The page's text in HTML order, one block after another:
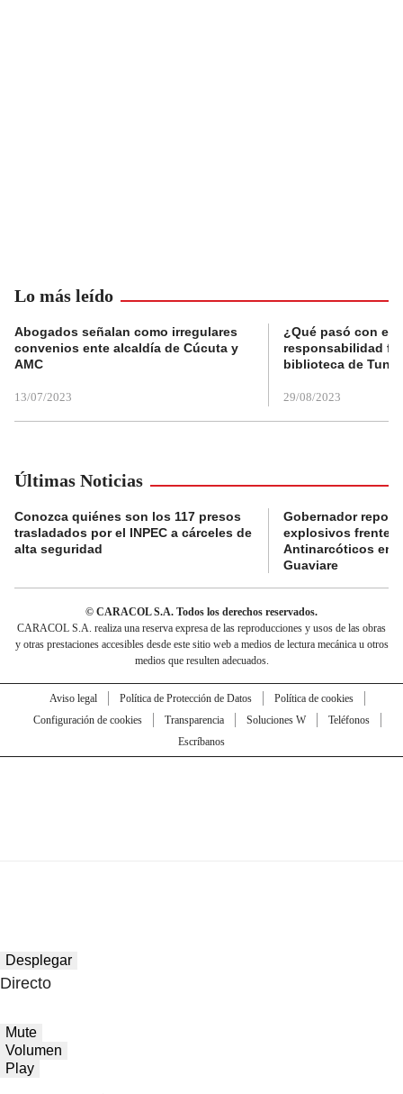
Lo más leído
Abogados señalan como irregulares
convenios ente alcaldía de Cúcuta y
AMC
13/07/2023
¿Qué pasó con el
responsabilidad
biblioteca de
29/08/2023
Últimas Noticias
Conozca quiénes son los 117 presos
trasladados por el INPEC a cárceles de
alta seguridad
Gobernador
explosivos frente a
Antinarcóticos en
Guaviare
© CARACOL S.A. Todos los derechos reservados.
CARACOL S.A. realiza una reserva expresa de las reproducciones y usos de las obras
y otras prestaciones accesibles desde este sitio web a medios de lectura mecánica u otros
medios que resulten adecuados.
Aviso legal Política de Protección de Datos
Política de cookies
Configuración de cookies
Transparencia Soluciones W
Teléfonos
Escríbanos
Desplegar
Directo
Mute
Volumen
Play